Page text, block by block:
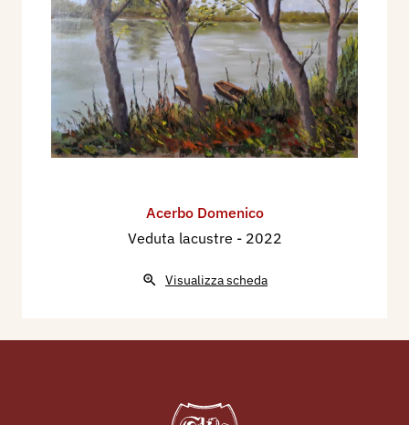
Acerbo Domenico
Veduta lacustre - 2022
Visualizza scheda